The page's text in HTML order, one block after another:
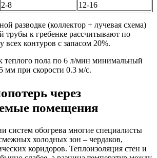
2-8 12-16
разводке (коллектор + лучевая схема)
трубы к гребенке рассчитывают по
всех контуров с запасом 20%.
теплого пола по 6 л/мин минимальный
мм при скорости 0.3 м/с.
через
помещения
систем обогрева многие специалисты
холодных зон – чердаков,
коридоров. Теплоизоляция стен и